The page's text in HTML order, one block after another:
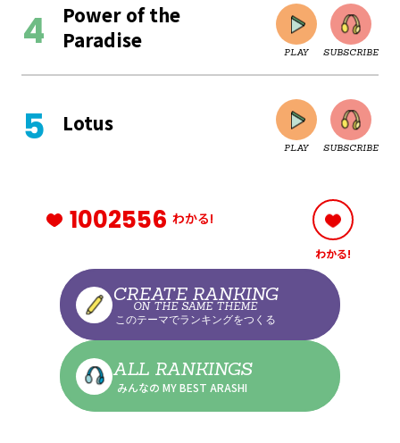
Power of the
Paradise
PLAY SUBSCRIBE
CLOSE
Lotus
PLAY SUBSCRIBE
CLOSE
1002556 わかる!
わかる!
CREATE RANKING
ON THE SAME THEME
このテーマでランキングをつくる
ALL RANKINGS
みんなの MY BEST ARASHI